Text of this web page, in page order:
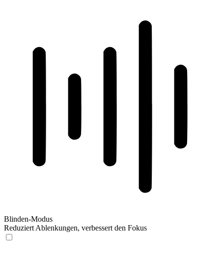
Blinden-Modus
Reduziert Ablenkungen, verbessert den Fokus